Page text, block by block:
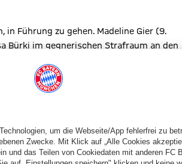
Führung zu gehen. Madeline Gier (9.
Bürki im gegnerischen Strafraum an den
Däbritz (27.) hätten die Führung bis zur
Miedema wurde wegen einer
Schließlich wurde das Anrennen
Miedema per Kopfball auf 3:0 (63.).
Aluminium (83.), dann war Schluss.
0:3 (0:1)